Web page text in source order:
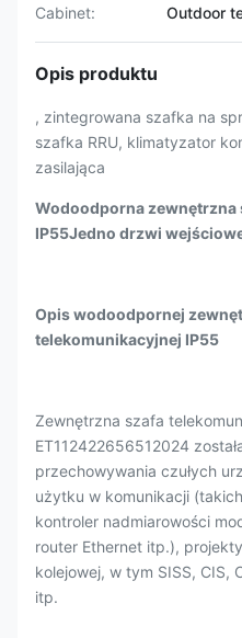
Cabinet:
Outdoor
Opis produktu
, zintegrowana szafka na
szafka RRU, klimatyzator
zasilająca
Wodoodporna
IP55Jedno drzwi
Opis wodoodpornej
telekomunikacyjnej IP55
Zewnętrzna szafa
ET112422656512024
przechowywania czułych
użytku w komunikacji
kontroler nadmiarowości
router Ethernet itp.),
kolejowej, w tym SISS, CIS,
itp.